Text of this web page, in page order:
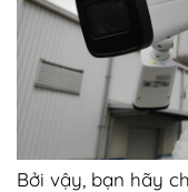
Bởi vậy, bạn hãy